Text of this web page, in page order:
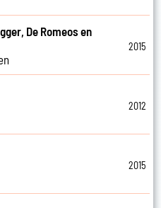
De Romeos en
2015
2012
2015